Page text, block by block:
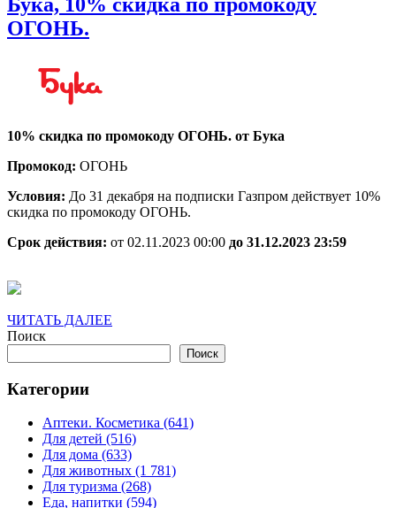
ОГОНЬ.
по
ОГОНЬ.
10% скидка по промокоду ОГОНЬ. от Бука
Промокод: ОГОНЬ
Условия: До 31 декабря на подписки Газпром действует 10%
скидка по промокоду ОГОНЬ.
Срок действия: от 02.11.2023 00:00 до 31.12.2023 23:59
ЧИТАТЬ ДАЛЕЕ
Поиск
Поиск
Категории
Аптеки. Косметика (641)
Для детей (516)
Для дома (633)
Для животных (1 781)
Для туризма (268)
Еда, напитки (594)